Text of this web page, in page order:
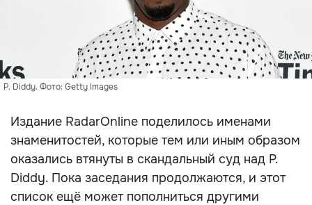
P. Diddy. Фото: Getty Images
Издание RadarOnline поделилось именами
знаменитостей, которые тем или иным образом
оказались втянуты в скандальный суд над P.
Diddy. Пока заседания продолжаются, и этот
список ещё может пополниться другими